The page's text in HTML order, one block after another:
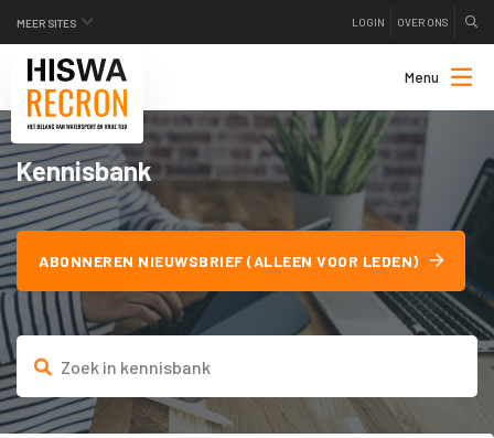
MEER SITES LOGIN OVER ONS
Menu
Kennisbank
ABONNEREN NIEUWSBRIEF (ALLEEN VOOR LEDEN)